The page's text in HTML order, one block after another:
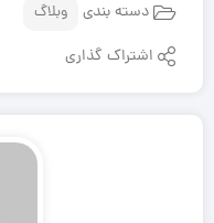
دسته بندی وبلاگ
اشتراک گذاری